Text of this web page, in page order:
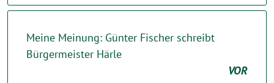
Meine Meinung: Günter Fischer schreibt
Bürgermeister Härle
VOR